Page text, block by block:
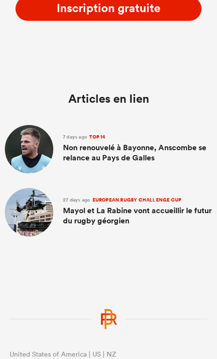
Inscription gratuite
Articles en lien
7 days ago TOP 14
Non renouvelé à Bayonne, Anscombe se
relance au Pays de Galles
27 days ago EUROPEAN RUGBY CHALLENGE CUP
Mayol et La Rabine vont accueillir le futur
du rugby géorgien
United States of America | US | NZ